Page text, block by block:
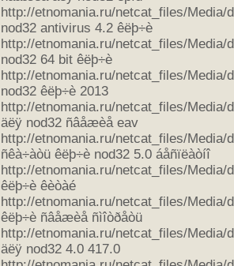
http://etnomania.ru/netcat_files/Media/
nod32 antivirus 4.2 êëþ÷è
http://etnomania.ru/netcat_files/Media/
nod32 64 bit êëþ÷è
http://etnomania.ru/netcat_files/Media/
nod32 êëþ÷è 2013
http://etnomania.ru/netcat_files/Media/
äëÿ nod32 ñâåæèå eav
http://etnomania.ru/netcat_files/Media/
ñêà÷àòü êëþ÷è nod32 5.0 áåñïëàòíî
http://etnomania.ru/netcat_files/Media/
êëþ÷è êèòàé
http://etnomania.ru/netcat_files/Media/
êëþ÷è ñâåæèå ñìîòðåòü
http://etnomania.ru/netcat_files/Media/
äëÿ nod32 4.0 417.0